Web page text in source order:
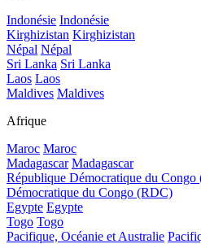
Indonésie Indonésie
Kirghizistan Kirghizistan
Népal Népal
Sri Lanka Sri Lanka
Laos Laos
Maldives Maldives
Afrique
Maroc Maroc
Madagascar Madagascar
République Démocratique du
Démocratique du Congo (RDC)
Egypte Egypte
Togo Togo
Pacifique, Océanie et Australie